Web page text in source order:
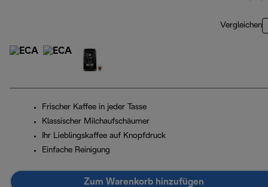
Vergleichen
Frischer Kaffee in jeder Tasse
Klassischer Milchaufschäumer
Ihr Lieblingskaffee auf Knopfdruck
Einfache Reinigung
Zum Warenkorb hinzufügen